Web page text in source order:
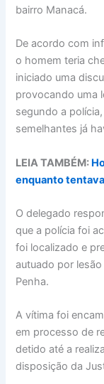
bairro Manacá.
De acordo com
o homem teria
iniciado uma
provocando uma
segundo a
semelhantes já
LEIA TAMBÉM:
enquanto
O delegado
que a polícia foi
foi localizado e
autuado por
Penha.
A vítima foi
em processo de
detido até a
disposição da